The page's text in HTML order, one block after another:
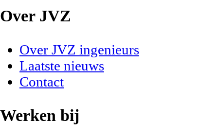
Over JVZ
Over JVZ ingenieurs
Laatste nieuws
Contact
Werken bij